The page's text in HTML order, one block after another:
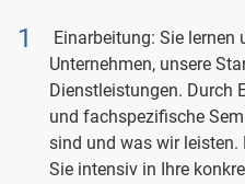
Einarbeitung: Sie lernen
Unternehmen, unsere
Dienstleistungen. Durch
und fachspezifische
sind und was wir leisten.
Sie intensiv in Ihre